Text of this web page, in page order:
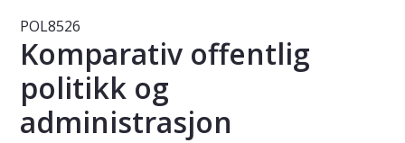
Emne - Komparativ offentlig
POL8526
Komparativ offentlig
politikk og
administrasjon